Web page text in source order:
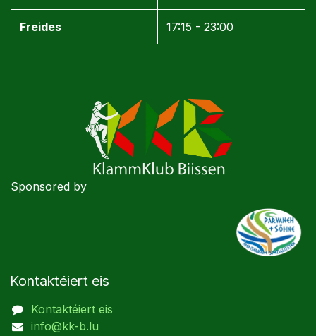
Freides 17:15 - 23:00
Sponsored by
Kontaktéiert eis
Kontaktéiert eis
info@kk-b.lu